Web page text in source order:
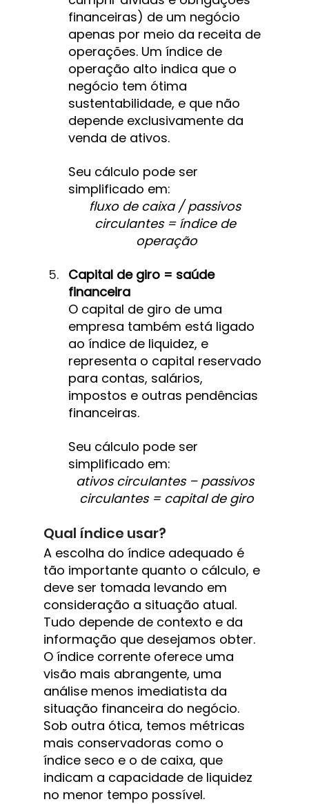
financeiras) de um negócio
apenas por meio da receita de
operações. Um índice de
operação alto indica que o
negócio tem ótima
sustentabilidade, e que não
depende exclusivamente da
venda de ativos.
Seu cálculo pode ser
simplificado em:
fluxo de caixa / passivos
circulantes = índice de
operação
Capital de giro = saúde
financeira
O capital de giro de uma
empresa também está ligado
ao índice de liquidez, e
representa o capital reservado
para contas, salários,
impostos e outras pendências
financeiras.
Seu cálculo pode ser
simplificado em:
ativos circulantes – passivos
circulantes = capital de giro
Qual índice usar?
A escolha do índice adequado é
tão importante quanto o cálculo, e
deve ser tomada levando em
consideração a situação atual.
Tudo depende de contexto e da
informação que desejamos obter.
O índice corrente oferece uma
visão mais abrangente, uma
análise menos imediatista da
situação financeira do negócio.
Sob outra ótica, temos métricas
mais conservadoras como o
índice seco e o de caixa, que
indicam a capacidade de liquidez
no menor tempo possível.